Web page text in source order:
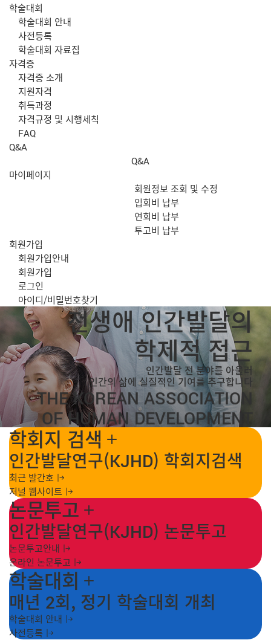
학술대회
학술대회 안내
사전등록
학술대회 자료집
자격증
자격증 소개
지원자격
취득과정
자격규정 및 시행세칙
FAQ
Q&A
Q&A
마이페이지
회원정보 조회 및 수정
입회비 납부
연회비 납부
투고비 납부
회원가입
회원가입안내
회원가입
로그인
아이디/비밀번호찾기
전생애 인간발달의
학제적 접근
인간발달 전 분야를 아울러
인간의 삶에 실질적인 기여를 추구합니다
THE KOREAN ASSOCIATION
OF HUMAN DEVELOPMENT
학회지 검색
인간발달연구(KJHD) 학회지검색
최근 발간호
저널 웹사이트
논문투고
인간발달연구(KJHD) 논문투고
논문투고안내
온라인 논문투고
학술대회
매년 2회, 정기 학술대회 개최
학술대회 안내
사전등록